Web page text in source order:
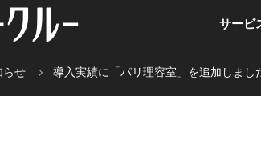
サービ
らせ
導入実績に「パリ理容室」を追加しまし